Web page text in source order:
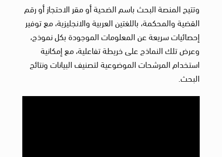
وتتيح المنصة البحث باسم الضحية أو مقر الاحتجاز أو رقم
القضية والمحكمة، باللغتين العربية والانجليزية، مع توفير
إحصائيات سريعة عن المعلومات الموجودة بكل نموذج،
وعرض تلك النماذج على خريطة تفاعلية، مع إمكانية
استخدام المرشحات الموضوعية لتصنيف البيانات ونتائج
البحث.